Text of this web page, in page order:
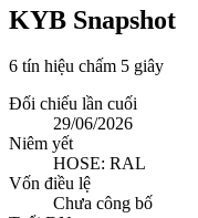
KYB Snapshot
6 tín hiệu chấm 5 giây
Đối chiếu lần cuối
29/06/2026
Niêm yết
HOSE: RAL
Vốn điều lệ
Chưa công bố